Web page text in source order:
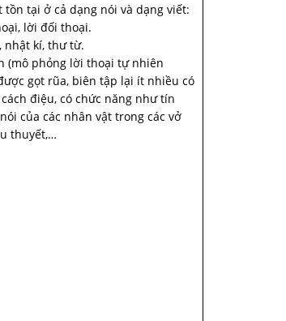
tồn tại ở cả dạng nói và dạng viết:
lời đối thoại.
nhật kí, thư từ.
(mô phỏng lời thoại tự nhiên
gọt rũa, biên tập lại ít nhiều có
điệu, có chức năng như tín
của các nhân vật trong các vở
thuyết,…